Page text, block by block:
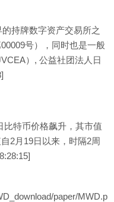
持牌数字资产交易所之
号），同时也是一般
）, 公益社团法人日
比特币价格飙升，其市值
2月19日以来，时隔2周
paper/MWD.p